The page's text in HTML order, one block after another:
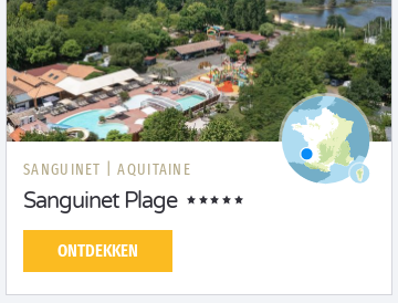
SANGUINET | AQUITAINE
Sanguinet Plage
ONTDEKKEN